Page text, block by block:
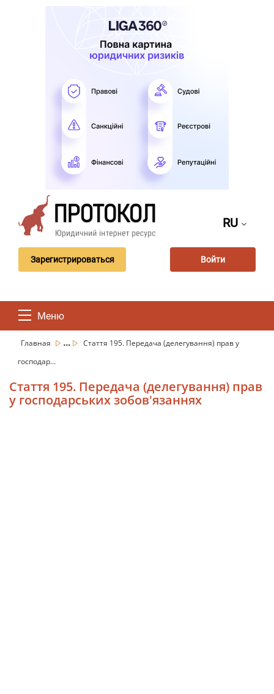
RU
Зарегистрироваться Войти
Меню
Главная ...
Стаття 195. Передача (делегування) прав у
господар...
Стаття 195. Передача (делегування) прав
у господарських зобов'язаннях